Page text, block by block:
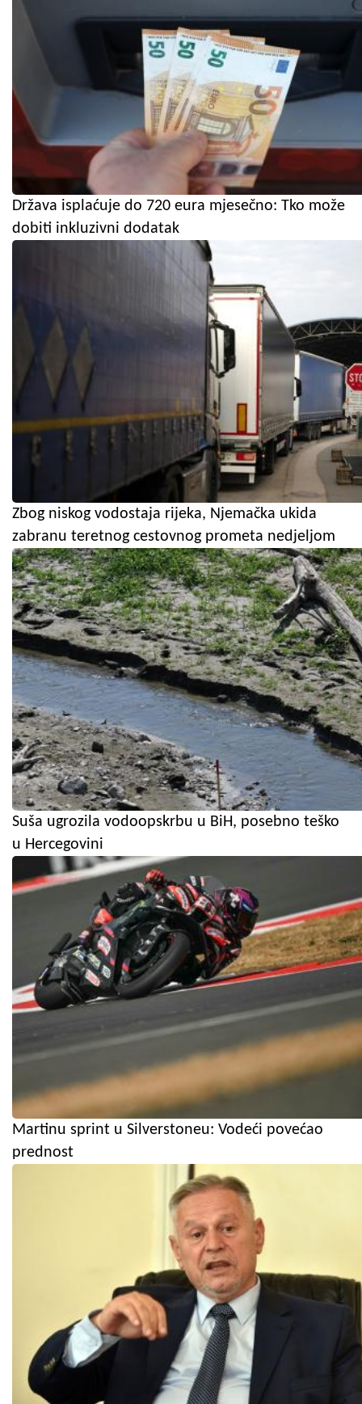
Država isplaćuje do 720 eura mjesečno: Tko može
dobiti inkluzivni dodatak
Zbog niskog vodostaja rijeka, Njemačka ukida
zabranu teretnog cestovnog prometa nedjeljom
Suša ugrozila vodoopskrbu u BiH, posebno teško
u Hercegovini
Martinu sprint u Silverstoneu: Vodeći povećao
prednost